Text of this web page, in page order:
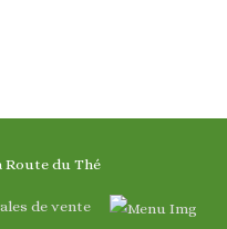
Route du Thé
de vente